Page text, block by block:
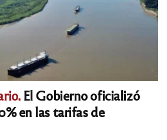
El Gobierno oficializó
en las tarifas de